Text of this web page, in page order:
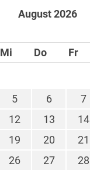
August 2026
Mi Do Fr
5 6 7
12 13 14
19 20 21
26 27 28